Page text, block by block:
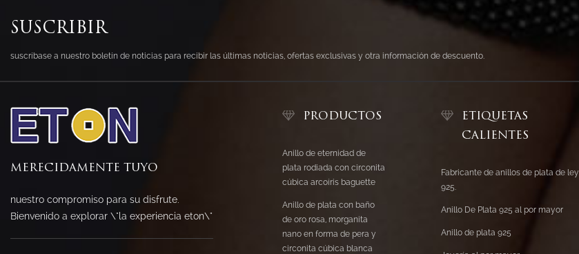
SUSCRIBIR
suscríbase a nuestro boletín de noticias para recibir las últimas noticias, ofertas exclusivas y otra información de descuento.
PRODUCTOS
Anillo de eternidad de
plata rodiada con circonita
cúbica arcoíris baguette
Anillo de plata con baño
de oro rosa, morganita
nano en forma de pera y
circonita cúbica blanca
ETIQUETAS
CALIENTES
Fabricante de anillos de plata de ley
925.
Anillo De Plata 925 al por mayor
Anillo de plata 925
MERECIDAMENTE TUYO
nuestro compromiso para su disfrute.
Bienvenido a explorar \"la experiencia eton\"